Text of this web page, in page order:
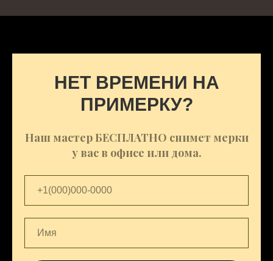
НЕТ ВРЕМЕНИ НА
ПРИМЕРКУ?
Наш мастер БЕСПЛАТНО снимет мерки
у вас в офисе или дома.